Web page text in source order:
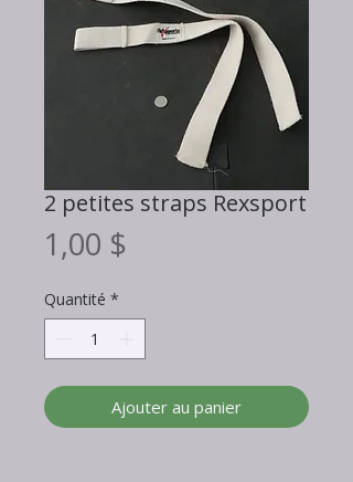
2 petites straps Rexsport
1,00 $
Quantité *
Ajouter au panier